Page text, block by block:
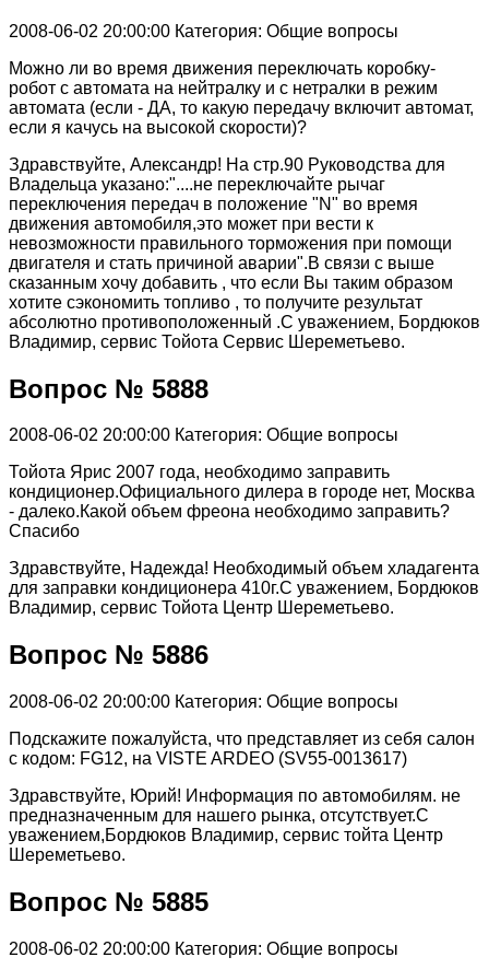
2008-06-02 20:00:00 Категория: Общие вопросы
Можно ли во время движения переключать коробку-
робот с автомата на нейтралку и с нетралки в режим
автомата (если - ДА, то какую передачу включит автомат,
если я качусь на высокой скорости)?
Здравствуйте, Александр! На стр.90 Руководства для
Владельца указано:"....не переключайте рычаг
переключения передач в положение "N" во время
движения автомобиля,это может при вести к
невозможности правильного торможения при помощи
двигателя и стать причиной аварии".В связи с выше
сказанным хочу добавить , что если Вы таким образом
хотите сэкономить топливо , то получите результат
абсолютно противоположенный .С уважением, Бордюков
Владимир, сервис Тойота Сервис Шереметьево.
Вопрос № 5888
2008-06-02 20:00:00 Категория: Общие вопросы
Тойота Ярис 2007 года, необходимо заправить
кондиционер.Официального дилера в городе нет, Москва
- далеко.Какой объем фреона необходимо заправить?
Спасибо
Здравствуйте, Надежда! Необходимый объем хладагента
для заправки кондиционера 410г.С уважением, Бордюков
Владимир, сервис Тойота Центр Шереметьево.
Вопрос № 5886
2008-06-02 20:00:00 Категория: Общие вопросы
Подскажите пожалуйста, что представляет из себя салон
с кодом: FG12, на VISTE ARDEO (SV55-0013617)
Здравствуйте, Юрий! Информация по автомобилям. не
предназначенным для нашего рынка, отсутствует.С
уважением,Бордюков Владимир, сервис тойта Центр
Шереметьево.
Вопрос № 5885
2008-06-02 20:00:00 Категория: Общие вопросы